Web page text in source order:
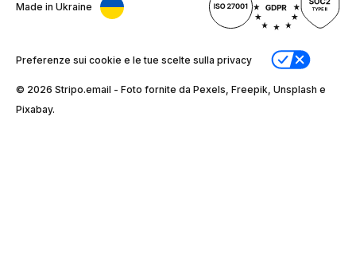
Made in Ukraine
Preferenze sui cookie e le tue scelte sulla privacy
© 2026 Stripо.email - Foto fornite da Pexels, Freepik, Unsplash e
Pixabay.